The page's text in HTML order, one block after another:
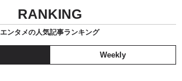
RANKING
エンタメの人気記事ランキング
Weekly